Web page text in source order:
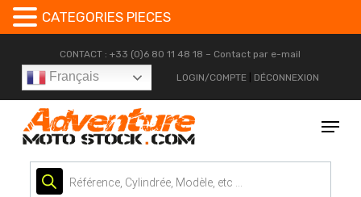
content
CONTACT : +33 (0)6 80 11 48 18 – Contact par e-mail
Français LOGIN/COMPTE| DÉCONNEXION
Menu
Recherche
de
produits
CATEGORIES PIECES